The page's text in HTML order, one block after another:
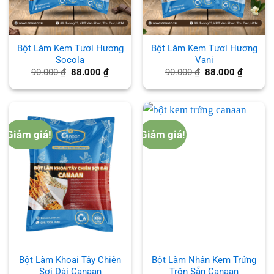
Bột Làm Kem Tươi Hương
Socola
90.000₫ Giá
là:
88.000₫Giá
tại
88.000 ₫.
Bột Làm Kem Tươi Hương
Vani
90.000₫ Giá
là:
88.000₫Giá
tại
88.000
Giảm giá!
Bột Làm Khoai Tây Chiên
Sợi Dài Canaan
Giảm giá!
Bột Làm Nhân Kem Trứng
Trộn Sẵn Canaan